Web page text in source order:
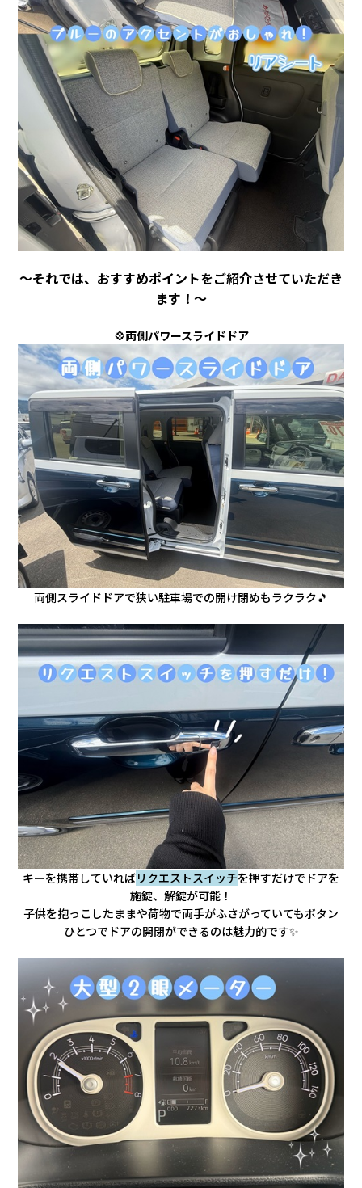
～それでは、おすすめポイントをご紹介させていただき
ます！～
💠両側パワースライドドア
両側スライドドアで狭い駐車場での開け閉めもラクラク🎵
キーを携帯していればリクエストスイッチを押すだけでドアを
施錠、解錠が可能！
子供を抱っこしたままや荷物で両手がふさがっていてもボタン
ひとつでドアの開閉ができるのは魅力的です✨